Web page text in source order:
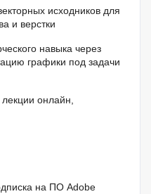
исходников для
и верстки
навыка через
графики под задачи
онлайн,
на ПО Adobe